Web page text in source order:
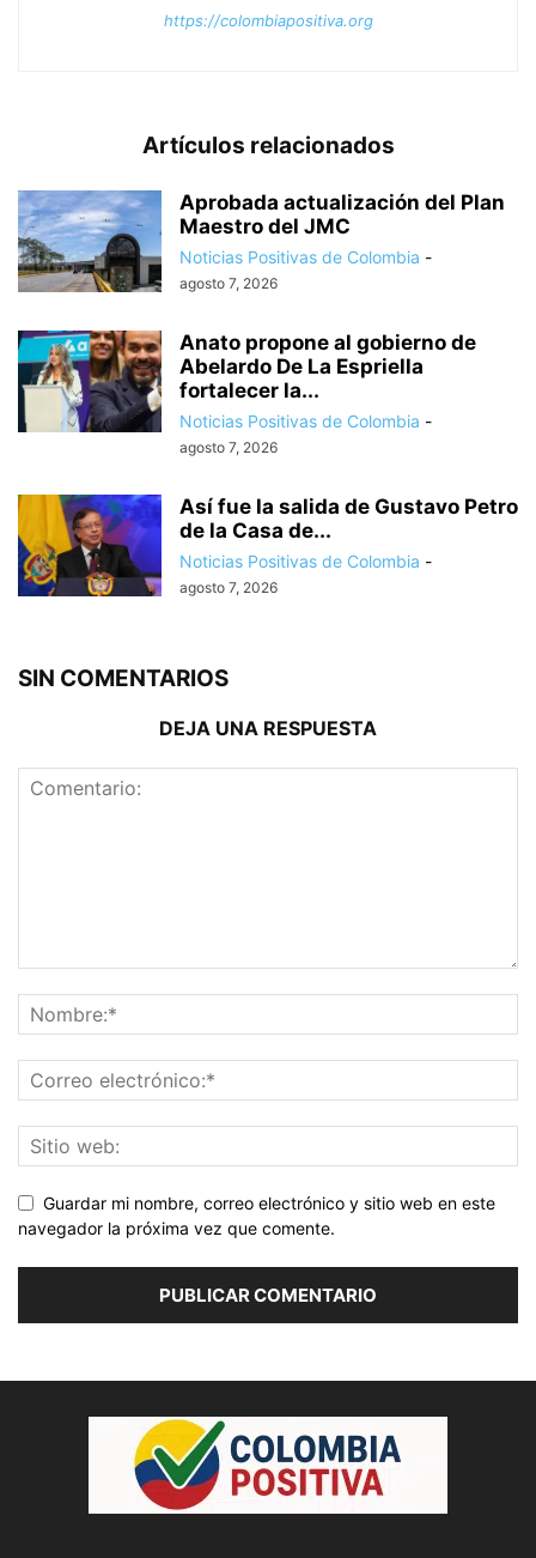
https://colombiapositiva.org
Artículos relacionados
Aprobada actualización del Plan
Maestro del JMC
Noticias Positivas de Colombia -
agosto 7, 2026
Anato propone al gobierno de
Abelardo De La Espriella
fortalecer la...
Noticias Positivas de Colombia -
agosto 7, 2026
Así fue la salida de Gustavo Petro
de la Casa de...
Noticias Positivas de Colombia -
agosto 7, 2026
SIN COMENTARIOS
DEJA UNA RESPUESTA
Guardar mi nombre, correo electrónico y sitio web en este
navegador la próxima vez que comente.